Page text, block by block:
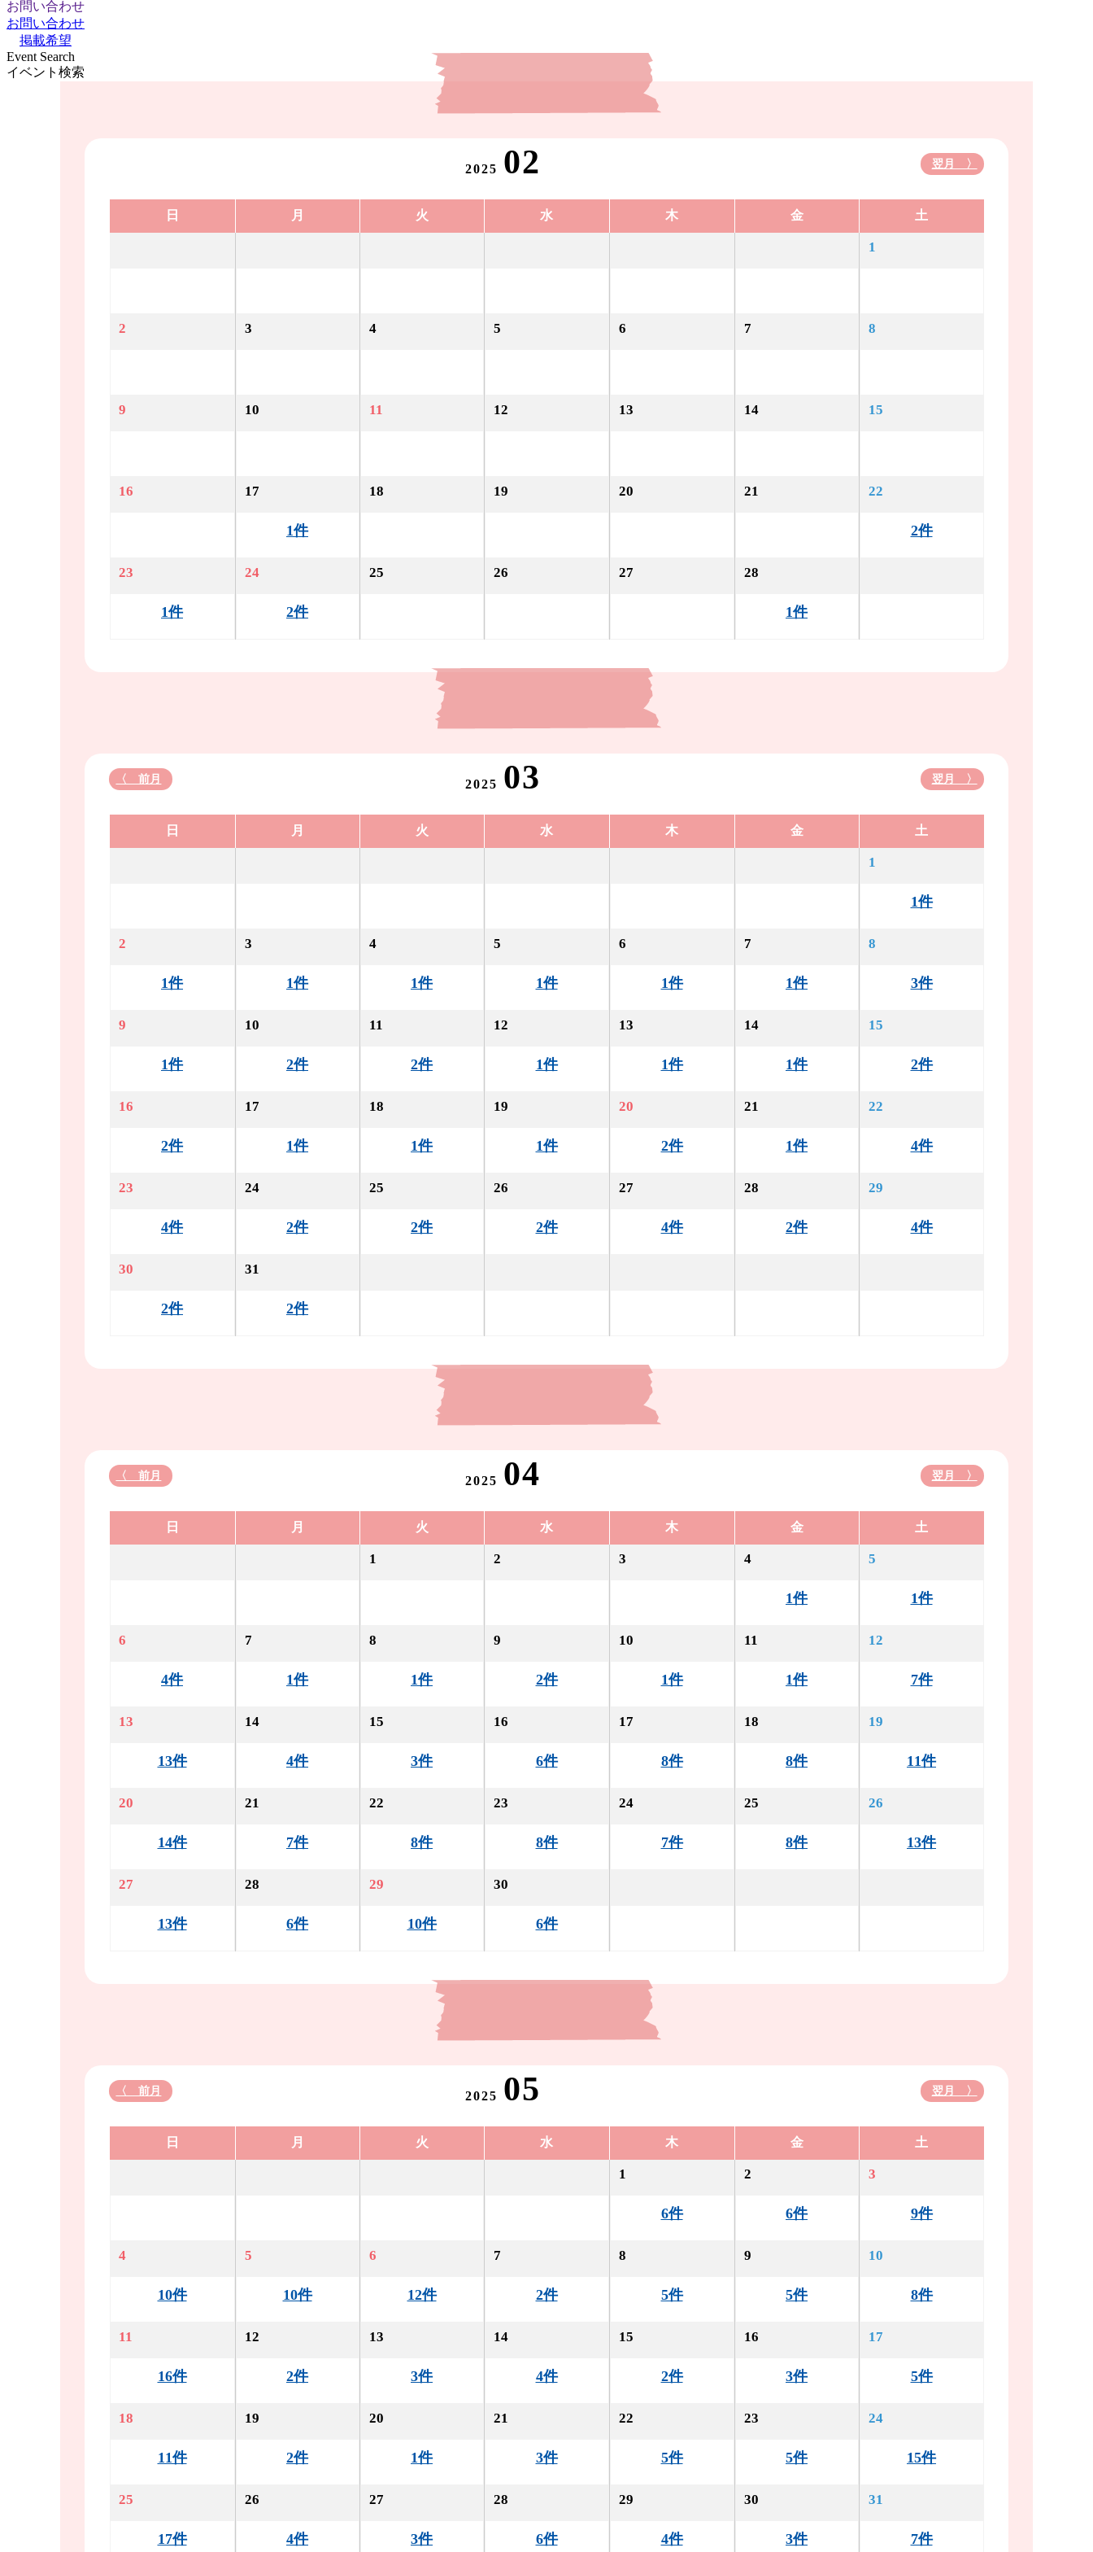
お問い合わせ
お問い合わせ
掲載希望
Event Search
イベント検索
2025 02 翌月 〉
日 月 火 水 木 金 土
1
2 3 4 5 6 7 8
9 10 11 12 13 14 15
16 17
1件
18 19 20 21 22
2件
23
1件
24
2件
25 26 27 28
1件
2025 03
〈 前月 翌月 〉
日 月 火 水 木 金 土
1
1件
2
1件
3
1件
4
1件
5
1件
6
1件
7
1件
8
3件
9
1件
10
2件
11
2件
12
1件
13
1件
14
1件
15
2件
16
2件
17
1件
18
1件
19
1件
20
2件
21
1件
22
4件
23
4件
24
2件
25
2件
26
2件
27
4件
28
2件
29
4件
30
2件
31
2件
2025 04
〈 前月 翌月 〉
日 月 火 水 木 金 土
1 2 3 4
1件
5
1件
6
4件
7
1件
8
1件
9
2件
10
1件
11
1件
12
7件
13
13件
14
4件
15
3件
16
6件
17
8件
18
8件
19
11件
20
14件
21
7件
22
8件
23
8件
24
7件
25
8件
26
13件
27
13件
28
6件
29
10件
30
6件
2025 05
〈 前月 翌月 〉
日 月 火 水 木 金 土
1
6件
2
6件
3
9件
4
10件
5
10件
6
12件
7
2件
8
5件
9
5件
10
8件
11
16件
12
2件
13
3件
14
4件
15
2件
16
3件
17
5件
18
11件
19
2件
20
1件
21
3件
22
5件
23
5件
24
15件
25
17件
26
4件
27
3件
28
6件
29
4件
30
3件
31
7件